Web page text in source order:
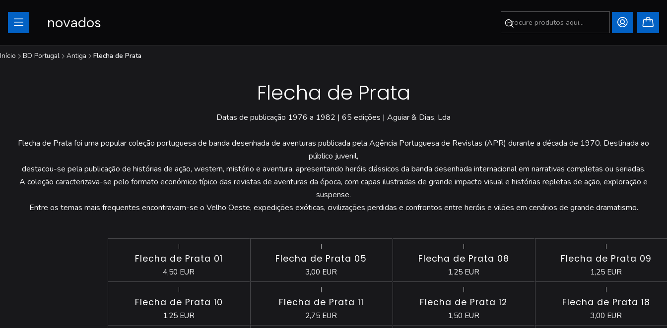
novados
Início BD Portugal Antiga Flecha de Prata
Flecha de Prata
Datas de publicação 1976 a 1982 | 65 edições | Aguiar & Dias, Lda
Flecha de Prata foi uma popular coleção portuguesa de banda desenhada de aventuras publicada pela Agência Portuguesa de Revistas (APR) durante a década de 1970. Destinada ao
público juvenil,
destacou-se pela publicação de histórias de ação, western, mistério e aventura, apresentando heróis clássicos da banda desenhada internacional em narrativas completas ou seriadas.
A coleção caracterizava-se pelo formato económico típico das revistas de aventuras da época, com capas ilustradas de grande impacto visual e histórias repletas de ação, exploração e
suspense.
Entre os temas mais frequentes encontravam-se o Velho Oeste, expedições exóticas, civilizações perdidas e confrontos entre heróis e vilões em cenários de grande dramatismo.
|
Flecha de Prata 01
4,50 EUR
|
Flecha de Prata 05
3,00 EUR
|
Flecha de Prata 08
1,25 EUR
|
Flecha de Prata 09
1,25 EUR
|
Flecha de Prata 10
1,25 EUR
|
Flecha de Prata 11
2,75 EUR
|
Flecha de Prata 12
1,50 EUR
|
Flecha de Prata 18
3,00 EUR